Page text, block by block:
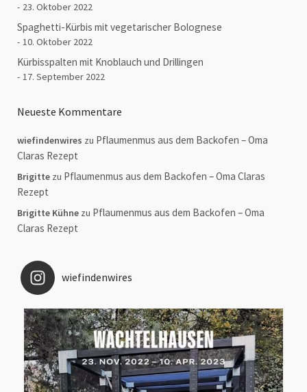
23. Oktober 2022
Spaghetti-Kürbis mit vegetarischer Bolognese
10. Oktober 2022
Kürbisspalten mit Knoblauch und Drillingen
17. September 2022
Neueste Kommentare
wiefindenwires zu Pflaumenmus aus dem Backofen – Oma
Claras Rezept
Brigitte zu Pflaumenmus aus dem Backofen – Oma Claras
Rezept
Brigitte Kühne zu Pflaumenmus aus dem Backofen – Oma
Claras Rezept
wiefindenwires